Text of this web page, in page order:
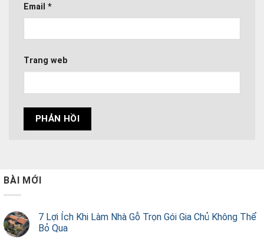
Email *
Trang web
BÀI MỚI
7 Lợi Ích Khi Làm Nhà Gỗ Trọn Gói Gia Chủ Không Thể
Bỏ Qua